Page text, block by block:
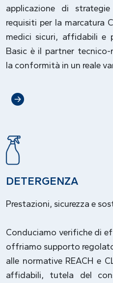
applicazione di
requisiti per la marcatura
medici sicuri, affidabili e
Basic è il partner
la conformità in un reale
DETERGENZA
Prestazioni, sicurezza e
Conduciamo verifiche di
offriamo supporto
alle normative REACH e
affidabili, tutela del